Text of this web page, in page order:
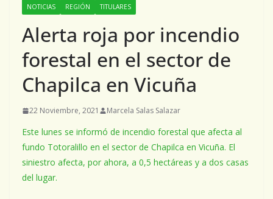
NOTICIAS REGIÓN TITULARES
Alerta roja por incendio
forestal en el sector de
Chapilca en Vicuña
22 Noviembre, 2021 Marcela Salas Salazar
Este lunes se informó de incendio forestal que afecta al
fundo Totoralillo en el sector de Chapilca en Vicuña. El
siniestro afecta, por ahora, a 0,5 hectáreas y a dos casas
del lugar.